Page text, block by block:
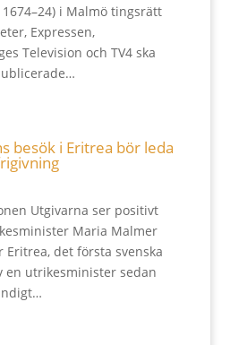
i Malmö tingsrätt
Expressen,
Television och TV4 ska
besök i Eritrea bör leda
Utgivarna ser positivt
Maria Malmer
Eritrea, det första svenska
en utrikesminister sedan